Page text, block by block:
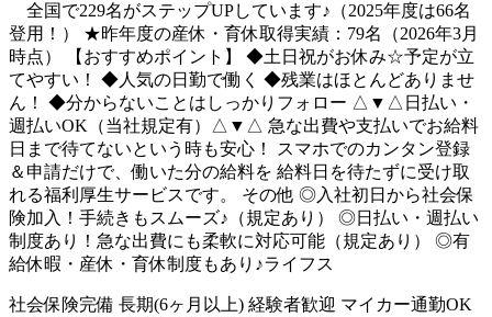
全国で229名がステップUPしています♪（2025年度は66名
登用！） ★昨年度の産休・育休取得実績：79名（2026年3月
時点） 【おすすめポイント】 ◆土日祝がお休み☆予定が立
てやすい！ ◆人気の日勤で働く ◆残業はほとんどありませ
ん！ ◆分からないことはしっかりフォロー △▼△日払い・
週払いOK（当社規定有）△▼△ 急な出費や支払いでお給料
日まで待てないという時も安心！ スマホでのカンタン登録
＆申請だけで、働いた分の給料を 給料日を待たずに受け取
れる福利厚生サービスです。 その他 ◎入社初日から社会保
険加入！手続きもスムーズ♪（規定あり） ◎日払い・週払い
制度あり！急な出費にも柔軟に対応可能（規定あり） ◎有
給休暇・産休・育休制度もあり♪ライフス
社会保険完備 長期(6ヶ月以上) 経験者歓迎 マイカー通勤OK